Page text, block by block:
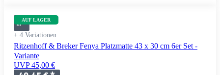
AUF LAGER
+ 4 Variationen
Ritzenhoff & Breker Fenya Platzmatte 43 x 30 cm 6er Set -
Variante
UVP 45,00 €